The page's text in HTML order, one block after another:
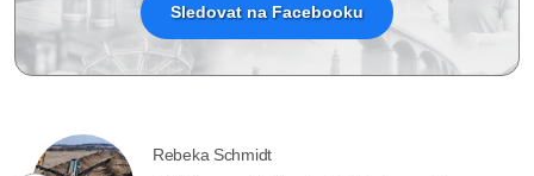
Sledovat na Facebooku
Rebeka Schmidt